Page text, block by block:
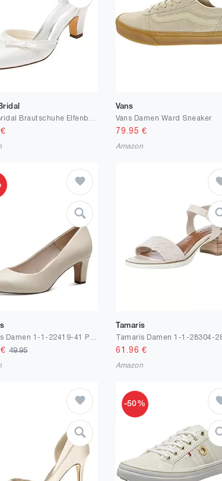
€
Vans
Vans Damen Ward Sneaker
79.95 €
Amazon
€49.95
Tamaris
61.96 €
Amazon
-50%